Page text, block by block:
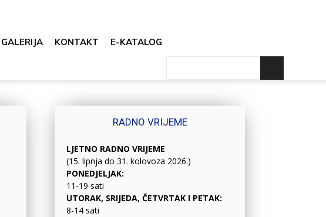
GALERIJA KONTAKT E-KATALOG
RADNO VRIJEME
LJETNO RADNO VRIJEME
(15. lipnja do 31. kolovoza 2026.)
PONEDJELJAK:
11-19 sati
UTORAK, SRIJEDA, ČETVRTAK I PETAK:
8-14 sati